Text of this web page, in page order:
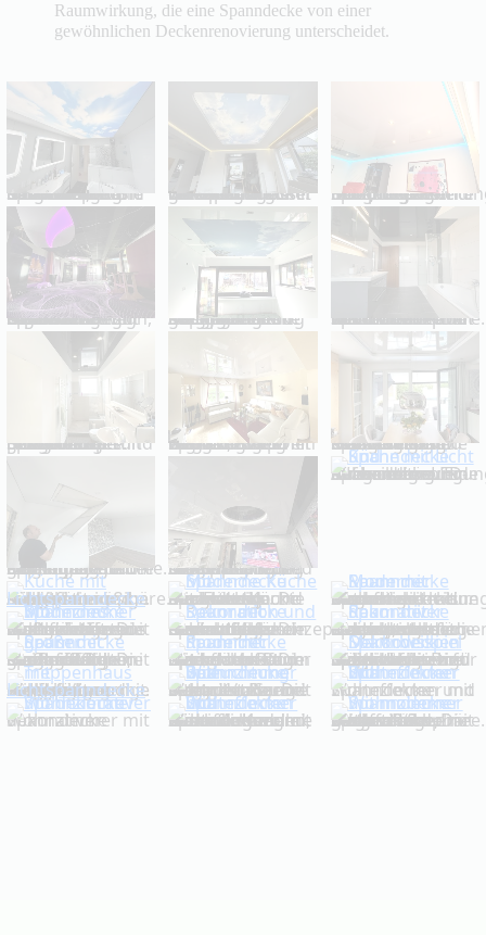
Raumwirkung, die eine Spanndecke von einer
gewöhnlichen Deckenrenovierung unterscheidet.
Badezimmer mit dekorativer Motiv-Spanndecke. Die Himmeloptik sorgt für eine besondere Raumwirkung und macht das Bad heller, individueller und hochwertiger. Modernes Wohnzimmer mit glänzender Lackspanndecke. Die spiegelnde Oberfläche lässt den Raum größer wirken und verstärkt die Lichtwirkung. Flur mit glatter Spanndecke und integrierter Beleuchtung. Ideal für eine helle, moderne und pflegeleichte
Dekorative Spanndecke mit besonderer Raumwirkung. Die Decke verbindet Design, Licht und hochwertige Oberflächen zu einem repräsentativen Ergebnis. Raumgestaltung mit Spanndecke als stilvolles Designelement. Die glatte Deckenfläche sorgt für ein gepflegtes und hochwertiges Ambiente. Wohnzimmer mit dekorativer Spanndecke. Die neue Deckenfläche wertet den Raum sichtbar auf und schafft eine moderne Wohnatmosphäre.
Hochwertiges Badezimmer mit pflegeleichter Spanndecke. Besonders geeignet für Feuchträume und moderne Lichtkonzepte. Elegantes Wohnzimmer mit ruhiger, glatter Spanndecke. Die Deckenlösung fügt sich harmonisch in ein hochwertiges Wohnkonzept ein. Großzügiges Esszimmer mit maßgefertigter Spanndecke. Die Decke schafft klare Linien und eine moderne Raumwirkung.
Flur mit eleganter Spanndecke für eine ruhige und gepflegte Deckenfläche. Ideal für Eingangsbereiche und Durchgangsräume.Moderner Flur mit Spanndecke und Lichtintegration. Die Beleuchtung sorgt für Orientierung und eine wohnliche Atmosphäre.
Küche mit Spanndecke und integrierter LED-Beleuchtung. Eine saubere Lösung für moderne Küchenrenovierungen ohne aufwendigen Abriss.
Küche mit flächiger Lichtspanndecke. Die gleichmäßige Beleuchtung sorgt für eine helle, klare und moderne Arbeitsatmosphäre.Moderne Küche mit glatter Spanndecke. Die Decke verdeckt alte Flächen und ergänzt das Raumdesign dezent und hochwertig.
Moderner Wohnraum mit Spanndecke als elegante Deckenverkleidung. Die ruhige Oberfläche unterstreicht eine klare Innenarchitektur.
Modernes Wohnzimmer mit maßgefertigter Spanndecke. Die Kombination aus Oberfläche und Licht schafft eine hochwertige Wohnwirkung.
Raum mit dekorativer Gestaltung und Spanndecke. Die Deckenfläche ergänzt das Einrichtungskonzept und sorgt für ein harmonisches Gesamtbild.
Dekorative Spanndecke für individuelle Raumgestaltung. Eine passende Lösung, wenn die Decke bewusst als Gestaltungselement eingesetzt werden soll.
Großer Raum mit maßgefertigter Spanndecke. Die gleichmäßige Deckenfläche sorgt für Ruhe, Klarheit und ein modernes Raumgefühl.
Moderner Raum mit hochwertiger Spanndecke. Die Decke schafft eine glatte Oberfläche und wertet den Raum optisch auf.
Dekoratives Beispiel für eine Spanndecke von Spanndecken Markowski. Die Gestaltung zeigt individuelle Möglichkeiten für Wohnräume und Objektbereiche.
Treppenhaus mit moderner Lichtspanndecke. Die flächige Beleuchtung sorgt für Helligkeit, Sicherheit und eine hochwertige Wirkung.
Wohnzimmer mit Spanndecke und integrierter Beleuchtung. Die Lichtgestaltung setzt den Raum elegant in Szene.
Wohnzimmer mit Lichteffekten und Spanndecke
Wohnzimmer mit dekorativer Spanndecke
Wohnzimmer mit Spanndecke und besonderen Lichteffekten. Ideal für Kunden, die eine moderne und stimmungsvolle Raumwirkung wünschen. Modernes Wohnzimmer mit hochwertiger Spanndecke. Die glatte Deckenfläche schafft Ruhe, Eleganz und eine zeitgemäße Wohnatmosphäre.